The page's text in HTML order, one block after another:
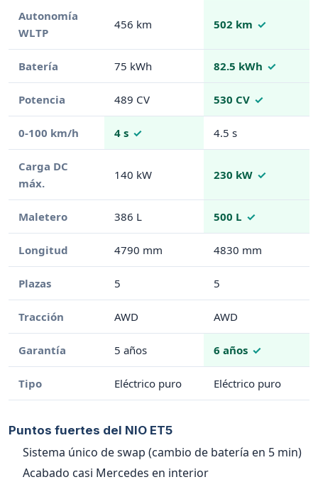
Autonomía
WLTP
456 km 502 km
Batería 75 kWh 82.5 kWh
Potencia 489 CV 530 CV
0-100 km/h 4 s 4.5 s
Carga DC
máx.
140 kW 230 kW
Maletero 386 L 500 L
Longitud 4790 mm 4830 mm
Plazas 5 5
Tracción AWD AWD
Garantía 5 años 6 años
Tipo Eléctrico puro Eléctrico puro
Puntos fuertes del NIO ET5
Sistema único de swap (cambio de batería en 5 min)
Acabado casi Mercedes en interior